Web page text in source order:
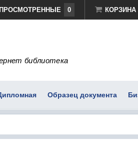
ПРОСМОТРЕННЫЕ 0 КОРЗИНА
библиотека
Образец документа